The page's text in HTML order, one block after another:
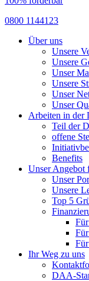
0800 1144123
Über uns
Unsere
Unsere
Unser
Unsere
Unser
Unser
Arbeiten in der
Teil der
offene
Benefits
Unser Angebot
Unser
Unsere
Top 5
Ihr Weg zu uns
DAA-